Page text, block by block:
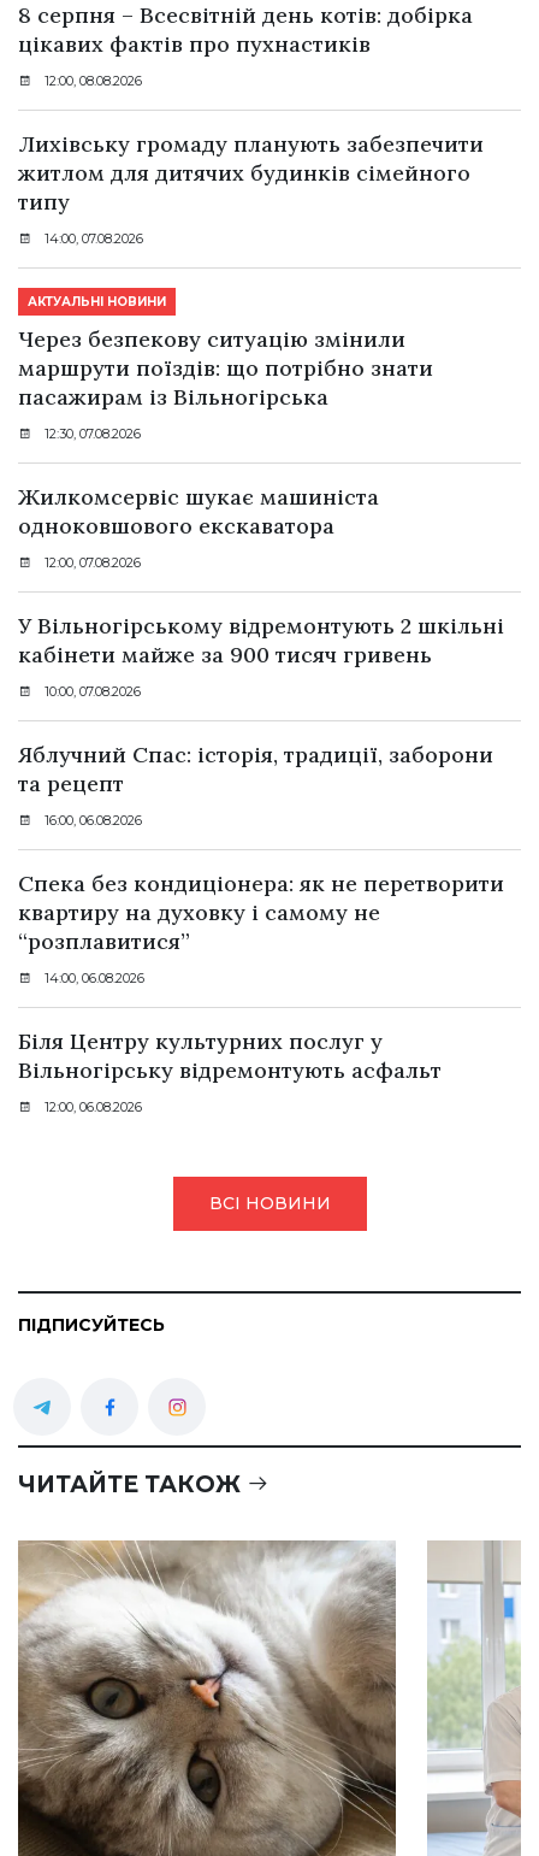
8 серпня – Всесвітній день котів: добірка
цікавих фактів про пухнастиків
12:00, 08.08.2026
Лихівську громаду планують забезпечити
житлом для дитячих будинків сімейного
типу
14:00, 07.08.2026
АКТУАЛЬНІ НОВИНИ
Через безпекову ситуацію змінили
маршрути поїздів: що потрібно знати
пасажирам із Вільногірська
12:30, 07.08.2026
Жилкомсервіс шукає машиніста
одноковшового екскаватора
12:00, 07.08.2026
У Вільногірському відремонтують 2 шкільні
кабінети майже за 900 тисяч гривень
10:00, 07.08.2026
Яблучний Спас: історія, традиції, заборони
та рецепт
16:00, 06.08.2026
Спека без кондиціонера: як не перетворити
квартиру на духовку і самому не
“розплавитися”
14:00, 06.08.2026
Біля Центру культурних послуг у
Вільногірську відремонтують асфальт
12:00, 06.08.2026
ВСІ НОВИНИ
ПІДПИСУЙТЕСЬ
ЧИТАЙТЕ ТАКОЖ